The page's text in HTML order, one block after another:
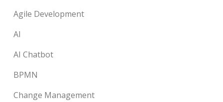
Agile Development
AI
AI Chatbot
BPMN
Change Management